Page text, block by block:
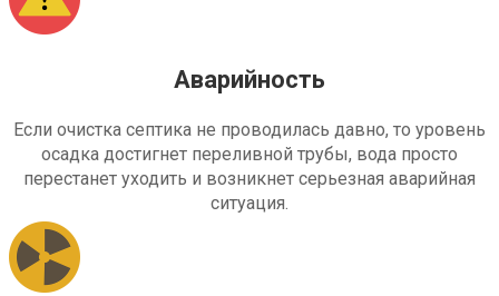
Аварийность
Если очистка септика не проводилась давно, то уровень
осадка достигнет переливной трубы, вода просто
перестанет уходить и возникнет серьезная аварийная
ситуация.